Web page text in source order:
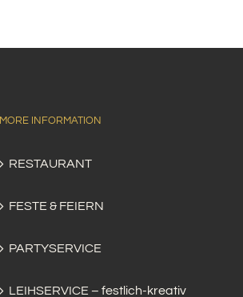
MORE INFORMATION
RESTAURANT
FESTE & FEIERN
PARTYSERVICE
LEIHSERVICE – festlich-kreativ